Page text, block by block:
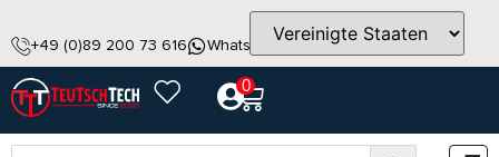
+49 (0)89 200 73 616 WhatsApp info@teutschtech.com
0